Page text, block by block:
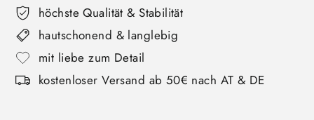
höchste Qualität & Stabilität
hautschonend & langlebig
mit liebe zum Detail
kostenloser Versand ab 50€ nach AT & DE